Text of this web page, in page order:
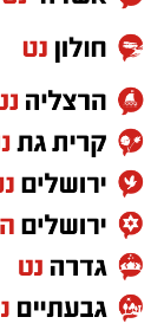
אפרת רוחין,
רשות הטבע
עולם אחר.
הכוכבים
אחרים. כדי
צריך ציוד
להגיע למקום
השמיים ולתת
הפרסאידים
להגיע אל